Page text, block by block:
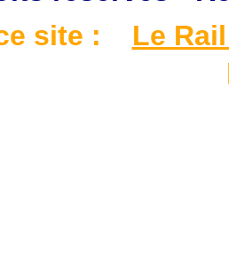
site :
Le